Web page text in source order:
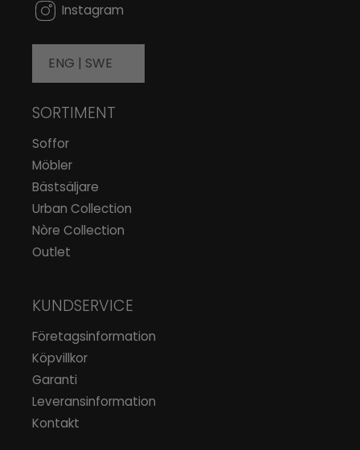
Instagram
ENG | SWE
SORTIMENT
Soffor
Möbler
Bästsäljare
Urban Collection
Nòre Collection
Outlet
KUNDSERVICE
Företagsinformation
Köpvillkor
Garanti
Leveransinformation
Kontakt